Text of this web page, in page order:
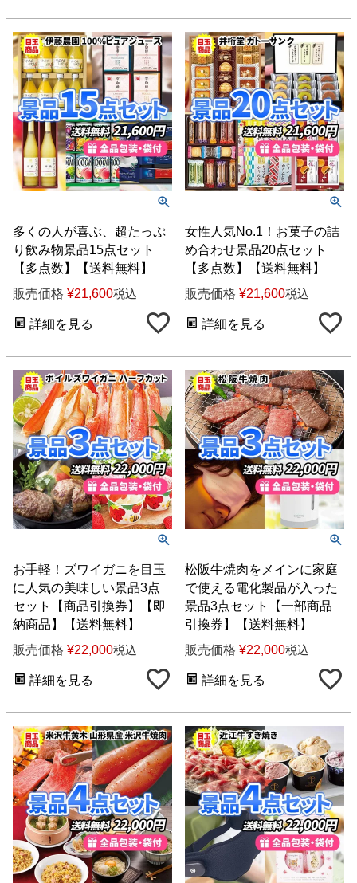
多くの人が喜ぶ、超たっぷ
り飲み物景品15点セット
【多点数】【送料無料】
販売価格 ¥21,600税込
詳細を見る
女性人気No.1！お菓子の詰
め合わせ景品20点セット
【多点数】【送料無料】
販売価格 ¥21,600税込
詳細を見る
お手軽！ズワイガニを目玉
に人気の美味しい景品3点
セット【商品引換券】【即
納商品】【送料無料】
販売価格 ¥22,000税込
詳細を見る
松阪牛焼肉をメインに家庭
で使える電化製品が入った
景品3点セット【一部商品
引換券】【送料無料】
販売価格 ¥22,000税込
詳細を見る